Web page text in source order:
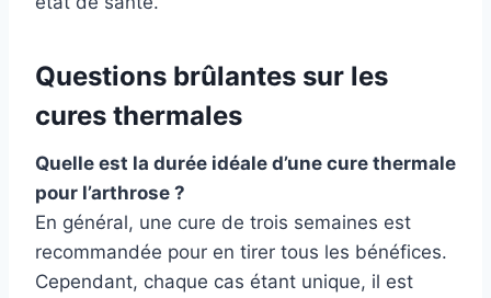
Questions brûlantes sur les
cures thermales
Quelle est la durée idéale d’une cure thermale
pour l’arthrose ?
En général, une cure de trois semaines est
recommandée pour en tirer tous les bénéfices.
Cependant, chaque cas étant unique, il est